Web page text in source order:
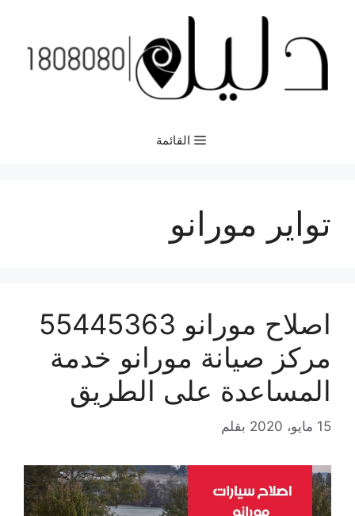
المحتوى
القائمة
تواير مورانو
اصلاح مورانو 55445363
مركز صيانة مورانو خدمة
المساعدة على الطريق
15 مايو، 2020 بقلم